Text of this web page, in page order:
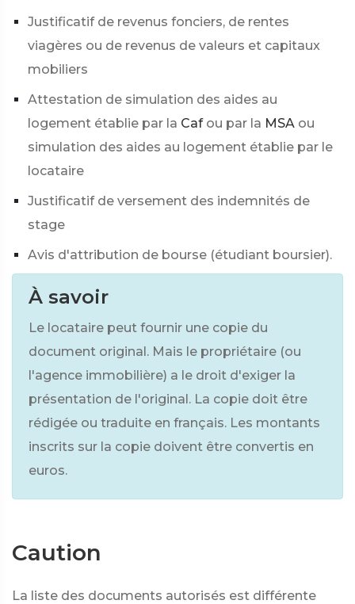
Justificatif de revenus fonciers, de rentes
viagères ou de revenus de valeurs et capitaux
mobiliers
Attestation de simulation des aides au
logement établie par la Caf ou par la MSA ou
simulation des aides au logement établie par le
locataire
Justificatif de versement des indemnités de
stage
Avis d'attribution de bourse (étudiant boursier).
À savoir
Le locataire peut fournir une copie du
document original. Mais le propriétaire (ou
l'agence immobilière) a le droit d'exiger la
présentation de l'original. La copie doit être
rédigée ou traduite en français. Les montants
inscrits sur la copie doivent être convertis en
euros.
Caution
La liste des documents autorisés est différente